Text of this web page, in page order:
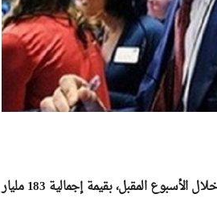
أعلنت وزارة الخزانة الأميركية، اعتزامها طرح كمية جديدة من السندات طويلة الأجل للاكتتاب خلال الأسبوع المقبل، بقيمة إجمالية 183 مليار